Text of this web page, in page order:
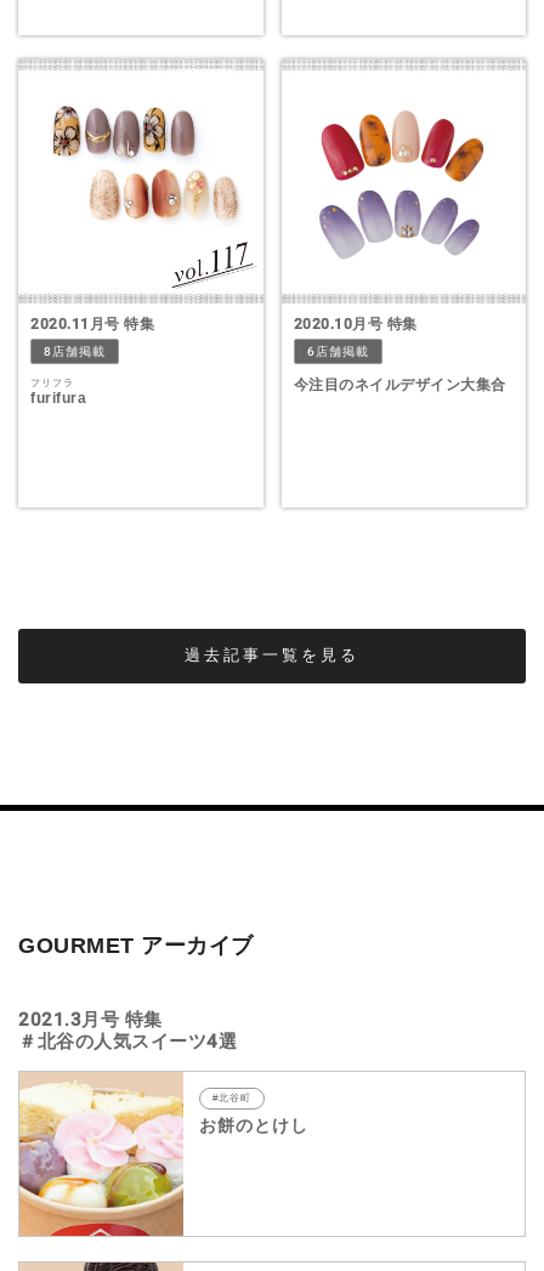
2020.11月号 特集
8店舗掲載
フリフラ
furifura
2020.10月号 特集
6店舗掲載
今注目のネイルデザイン大集合
過去記事一覧を見る
GOURMET アーカイブ
2021.3月号 特集
＃北谷の人気スイーツ4選
#北谷町
お餅のとけし